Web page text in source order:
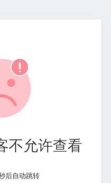
不允许查看
后自动跳转